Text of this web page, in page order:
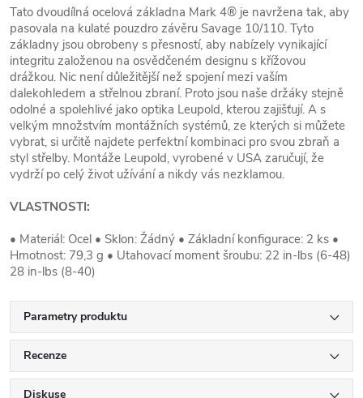
Tato dvoudílná ocelová základna Mark 4® je navržena tak, aby
pasovala na kulaté pouzdro závěru Savage 10/110. Tyto
základny jsou obrobeny s přesností, aby nabízely vynikající
integritu založenou na osvědčeném designu s křížovou
drážkou. Nic není důležitější než spojení mezi vaším
dalekohledem a střelnou zbraní. Proto jsou naše držáky stejně
odolné a spolehlivé jako optika Leupold, kterou zajišťují. A s
velkým množstvím montážních systémů, ze kterých si můžete
vybrat, si určitě najdete perfektní kombinaci pro svou zbraň a
styl střelby. Montáže Leupold, vyrobené v USA zaručují, že
vydrží po celý život užívání a nikdy vás nezklamou.
VLASTNOSTI:
• Materiál: Ocel • Sklon: Žádný • Základní konfigurace: 2 ks •
Hmotnost: 79,3 g • Utahovací moment šroubu: 22 in-lbs (6-48)
28 in-lbs (8-40)
Parametry produktu
Recenze
Diskuse